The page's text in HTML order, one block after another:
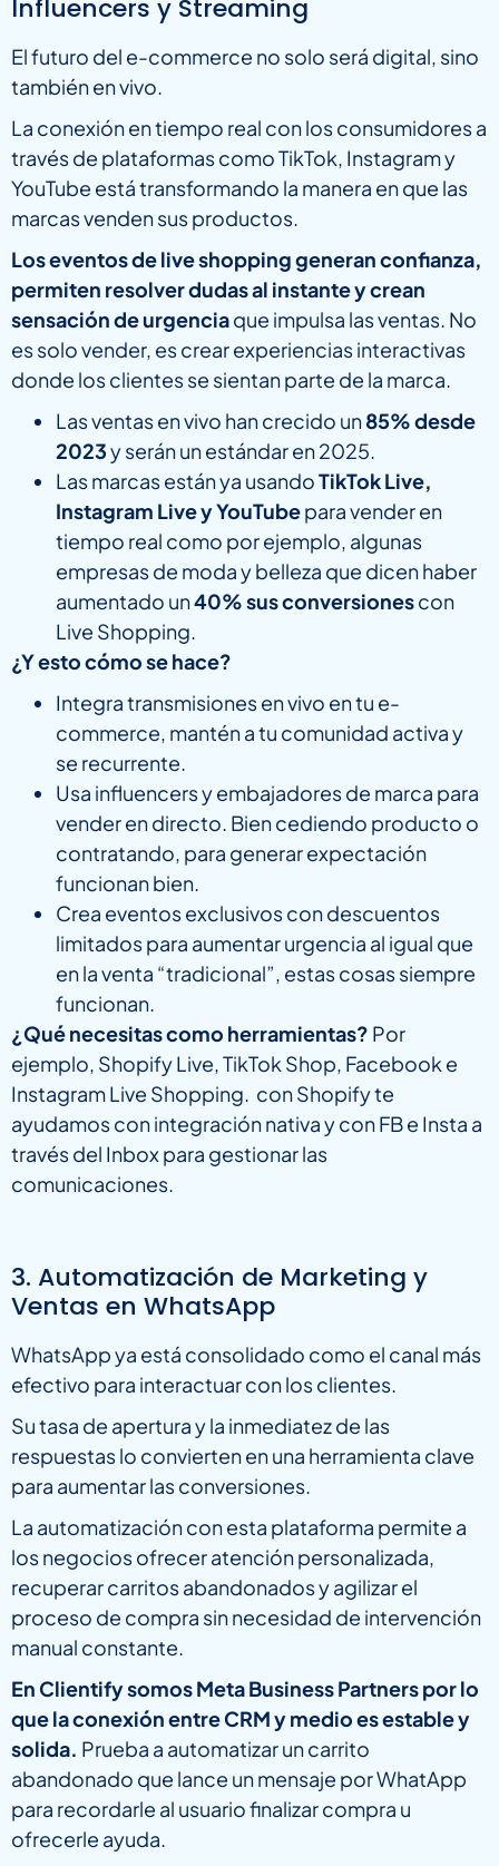
Influencers y Streaming
El futuro del e-commerce no solo será digital, sino
también en vivo.
La conexión en tiempo real con los consumidores a
través de plataformas como TikTok, Instagram y
YouTube está transformando la manera en que las
marcas venden sus productos.
Los eventos de live shopping generan confianza,
permiten resolver dudas al instante y crean
sensación de urgenciaque impulsa las ventas. No
es solo vender, es crear experiencias interactivas
donde los clientes se sientan parte de la marca.
Las ventas en vivo han crecido un85% desde
2023y serán un estándar en 2025.
Las marcas están ya usandoTikTok Live,
Instagram Live y YouTubepara vender en
tiempo real como por ejemplo, algunas
empresas de moda y belleza que dicen haber
aumentado un40% sus conversionescon
Live Shopping.
¿Y esto cómo se hace?
Integra transmisiones en vivo en tu e-
commerce, mantén a tu comunidad activa y
se recurrente.
Usa influencers y embajadores de marca para
vender en directo. Bien cediendo producto o
contratando, para generar expectación
funcionan bien.
Crea eventos exclusivos con descuentos
limitados para aumentar urgencia al igual que
en la venta “tradicional”, estas cosas siempre
funcionan.
¿Qué necesitas como herramientas? Por
ejemplo, Shopify Live, TikTok Shop, Facebook e
Instagram Live Shopping. con Shopify te
ayudamos con integración nativa y con FB e Insta a
través del Inbox para gestionar las
comunicaciones.
3. Automatización de Marketing y
Ventas en WhatsApp
WhatsApp ya está consolidado como el canal más
efectivo para interactuar con los clientes.
Su tasa de apertura y la inmediatez de las
respuestas lo convierten en una herramienta clave
para aumentar las conversiones.
La automatización con esta plataforma permite a
los negocios ofrecer atención personalizada,
recuperar carritos abandonados y agilizar el
proceso de compra sin necesidad de intervención
manual constante.
En Clientify somos Meta Business Partners por lo
que la conexión entre CRM y medio es estable y
solida. Prueba a automatizar un carrito
abandonado que lance un mensaje por WhatApp
para recordarle al usuario finalizar compra u
ofrecerle ayuda.